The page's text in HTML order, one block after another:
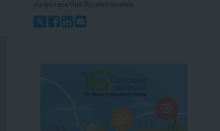
via les recettes fiscales locales.